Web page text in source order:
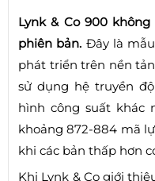
Lynk & Co 900
phiên bản. Đây là
phát triển trên nền
sử dụng hệ truyền
hình công suất khác
khoảng 872-884 mã
khi các bản thấp hơn
Khi Lynk & Co giới